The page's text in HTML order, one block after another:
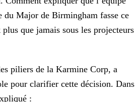
du Major de Birmingham fasse ce
que jamais sous les projecteurs
piliers de la Karmine Corp, a
pour clarifier cette décision. Dans
: